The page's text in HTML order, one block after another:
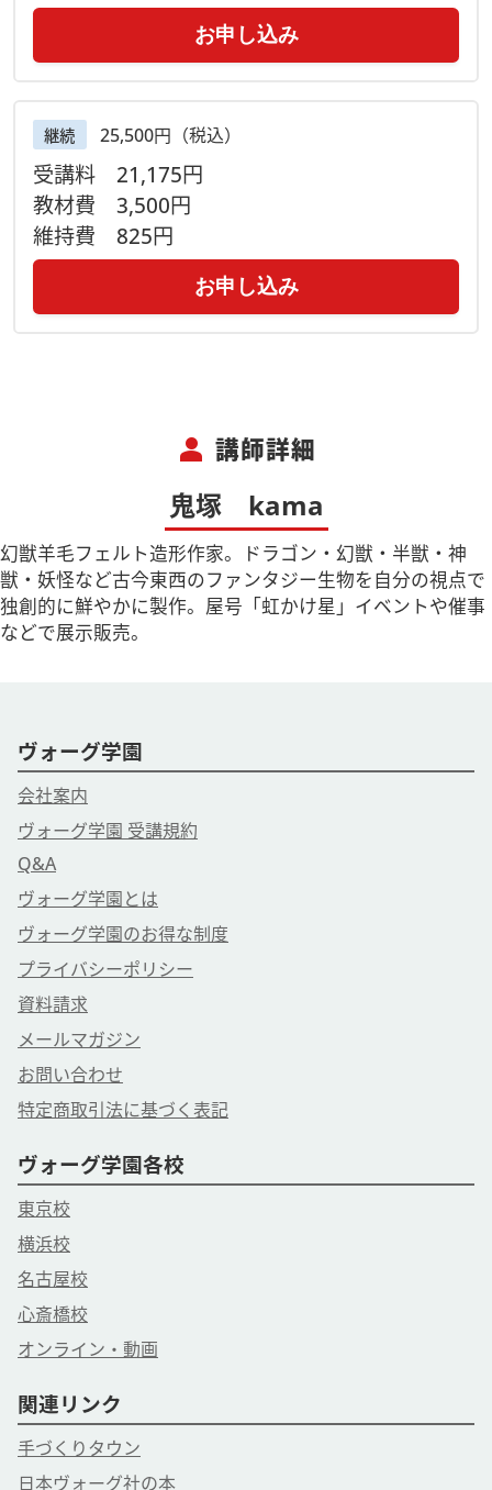
お申し込み
継続 25,500円（税込）
受講料 21,175円
教材費 3,500円
維持費 825円
お申し込み
person 講師詳細
鬼塚 kama
幻獣羊毛フェルト造形作家。ドラゴン・幻獣・半獣・神
獣・妖怪など古今東西のファンタジー生物を自分の視点で
独創的に鮮やかに製作。屋号「虹かけ星」イベントや催事
などで展示販売。
ヴォーグ学園
会社案内
ヴォーグ学園 受講規約
Q&A
ヴォーグ学園とは
ヴォーグ学園のお得な制度
プライバシーポリシー
資料請求
メールマガジン
お問い合わせ
特定商取引法に基づく表記
ヴォーグ学園各校
東京校
横浜校
名古屋校
心斎橋校
オンライン・動画
関連リンク
手づくりタウン
日本ヴォーグ社の本